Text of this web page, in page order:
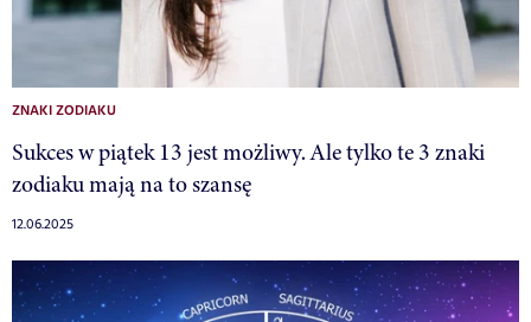
ZNAKI ZODIAKU
Sukces w piątek 13 jest możliwy. Ale tylko te 3 znaki
zodiaku mają na to szansę
12.06.2025